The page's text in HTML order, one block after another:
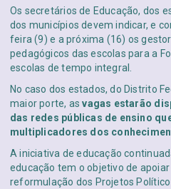
Os secretários de Educação, dos
dos municípios devem indicar, e
feira (9) e a próxima (16) os
pedagógicos das escolas para a
escolas de tempo integral.
No caso dos estados, do Distrito
maior porte, asvagas estarão
das redes públicas de ensino
multiplicadores dos
A iniciativa de educação
educação tem o objetivo de
reformulação dos Projetos